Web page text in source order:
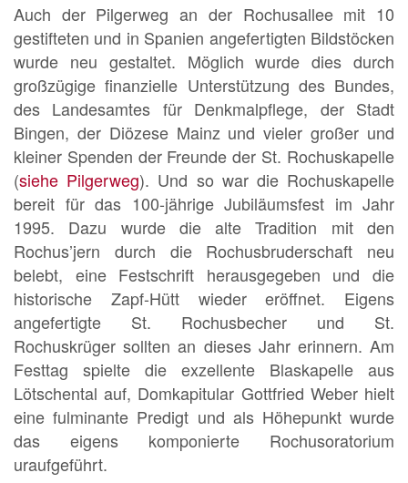
Auch der Pilgerweg an der Rochusallee mit 10
gestifteten und in Spanien angefertigten Bildstöcken
wurde neu gestaltet. Möglich wurde dies durch
großzügige finanzielle Unterstützung des Bundes,
des Landesamtes für Denkmalpflege, der Stadt
Bingen, der Diözese Mainz und vieler großer und
kleiner Spenden der Freunde der St. Rochuskapelle
(siehe Pilgerweg). Und so war die Rochuskapelle
bereit für das 100-jährige Jubiläumsfest im Jahr
1995. Dazu wurde die alte Tradition mit den
Rochus’jern durch die Rochusbruderschaft neu
belebt, eine Festschrift herausgegeben und die
historische Zapf-Hütt wieder eröffnet. Eigens
angefertigte St. Rochusbecher und St.
Rochuskrüger sollten an dieses Jahr erinnern. Am
Festtag spielte die exzellente Blaskapelle aus
Lötschental auf, Domkapitular Gottfried Weber hielt
eine fulminante Predigt und als Höhepunkt wurde
das eigens komponierte Rochusoratorium
uraufgeführt.